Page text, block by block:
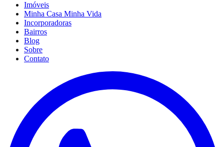
Imóveis
Minha Casa Minha Vida
Incorporadoras
Bairros
Blog
Sobre
Contato